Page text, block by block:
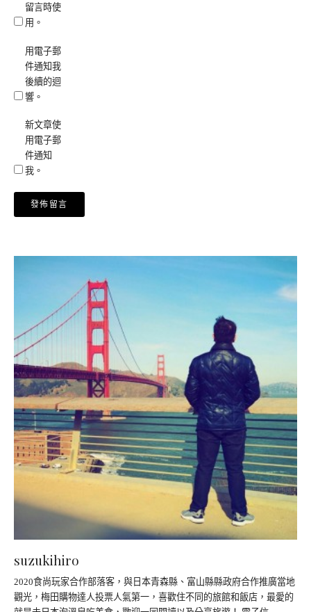
留言時使
用。
用電子郵
件通知我
後續的迴
響。
新文章使
用電子郵
件通知
我。
suzukihiro
2020食尚玩家合作部落客，與日本青森縣、富山縣縣政府合作推廣當地
觀光，梅田購物達人投票人氣第一，喜歡住不同的旅館和飯店，最愛的